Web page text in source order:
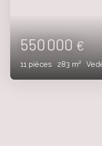
550 000€
11 pièces 283 m²